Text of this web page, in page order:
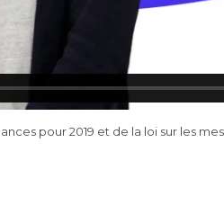
pour 2019 et de la loi sur les